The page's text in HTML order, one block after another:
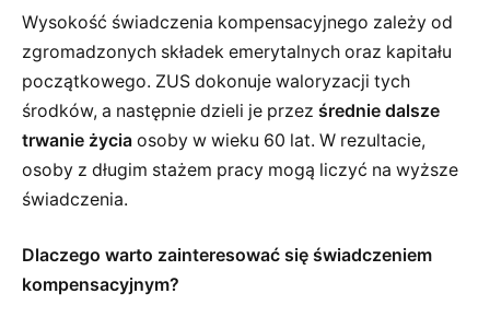
Wysokość świadczenia kompensacyjnego zależy od
zgromadzonych składek emerytalnych oraz kapitału
początkowego. ZUS dokonuje waloryzacji tych
środków, a następnie dzieli je przez średnie dalsze
trwanie życia osoby w wieku 60 lat. W rezultacie,
osoby z długim stażem pracy mogą liczyć na wyższe
świadczenia.
Dlaczego warto zainteresować się świadczeniem
kompensacyjnym?